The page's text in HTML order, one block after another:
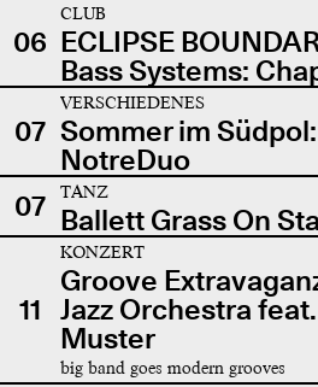
06
CLUB
ECLIPSE
Bass Systems:
07
VERSCHIEDENES
Sommer im
NotreDuo
07
TANZ
Ballett Grass On
11
KONZERT
Groove
Jazz Orchestra
Muster
big band goes modern grooves